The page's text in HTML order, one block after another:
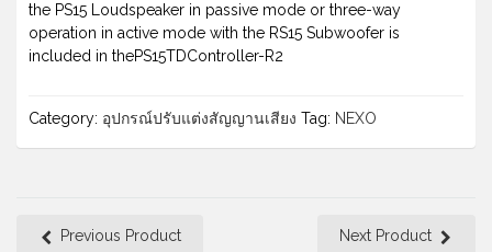
the PS15 Loudspeaker in passive mode or three-way
operation in active mode with the RS15 Subwoofer is
included in thePS15TDController-R2
Category: อุปกรณ์ปรับแต่งสัญญานเสียง Tag: NEXO
Previous Product Next Product